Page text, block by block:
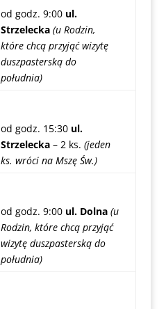
od godz. 9:00 ul.
Strzelecka (u Rodzin,
które chcą przyjąć wizytę
duszpasterską do
południa)
od godz. 15:30 ul.
Strzelecka– 2 ks. (jeden
ks. wróci na Mszę Św.)
od godz. 9:00 ul. Dolna (u
Rodzin, które chcą przyjąć
wizytę duszpasterską do
południa)